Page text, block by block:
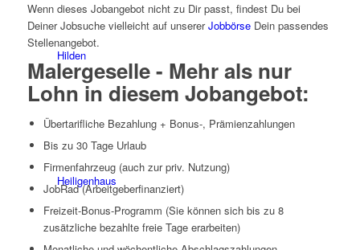
Hilden
Heiligenhaus
Wenn dieses Jobangebot nicht zu Dir passt, findest Du bei
Deiner Jobsuche vielleicht auf unsererJobbörse Dein passendes
Stellenangebot.
Malergeselle - Mehr als nur
Lohn in diesem Jobangebot:
Übertarifliche Bezahlung + Bonus-, Prämienzahlungen
Bis zu 30 Tage Urlaub
Firmenfahrzeug (auch zur priv. Nutzung)
JobRad (Arbeitgeberfinanziert)
Freizeit-Bonus-Programm (Sie können sich bis zu 8
zusätzliche bezahlte freie Tage erarbeiten)